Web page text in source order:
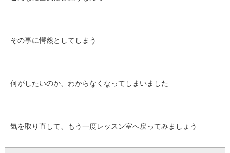
その事に愕然としてしまう
何がしたいのか、わからなくなってしまいました
気を取り直して、もう一度レッスン室へ戻ってみましょう